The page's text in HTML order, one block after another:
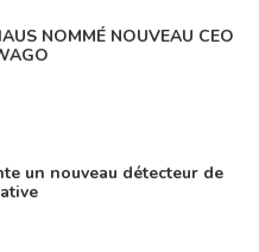
NOMMÉ NOUVEAU CEO
un nouveau détecteur de